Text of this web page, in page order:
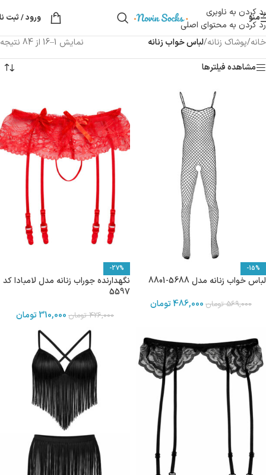
رد کردن به ناوبری
رد کردن به محتوای اصلی
منو ورود / ثبت
خانه/پوشاک زنانه/لباس خواب زنانه
نمایش 1–16 از 84 نتیجه
مشاهده فیلترها
-15%
لباس خواب زنانه مدل 5688-8801
569,000 تومان 486,000تومان
-27%
نگهدارنده جوراب زنانه مدل لامبادا کد
5597
426,000 تومان 310,000تومان